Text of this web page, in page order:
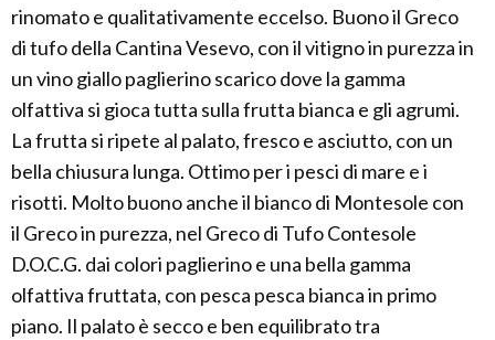
rinomato e qualitativamente eccelso. Buono il Greco
di tufo della Cantina Vesevo, con il vitigno in purezza in
un vino giallo paglierino scarico dove la gamma
olfattiva si gioca tutta sulla frutta bianca e gli agrumi.
La frutta si ripete al palato, fresco e asciutto, con un
bella chiusura lunga. Ottimo per i pesci di mare e i
risotti. Molto buono anche il bianco di Montesole con
il Greco in purezza, nel Greco di Tufo Contesole
D.O.C.G. dai colori paglierino e una bella gamma
olfattiva fruttata, con pesca pesca bianca in primo
piano. Il palato è secco e ben equilibrato tra